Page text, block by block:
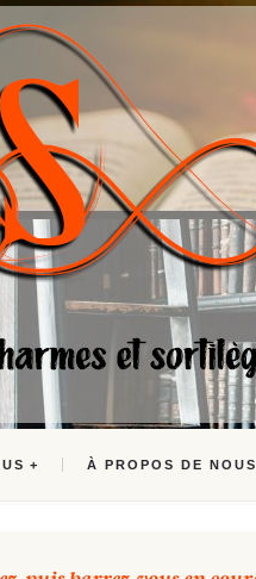
À PROPOS DE NOUS